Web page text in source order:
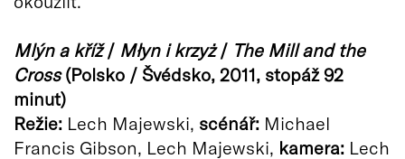
Mlýn a kříž/ Młyn i krzyż/ The Mill and the
Cross(Polsko / Švédsko, 2011, stopáž 92
minut)
Režie: Lech Majewski, scénář: Michael
Francis Gibson, Lech Majewski, kamera: Lech